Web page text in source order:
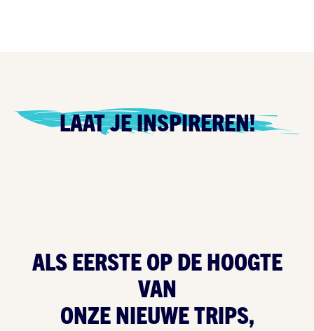
LAAT JE INSPIREREN!
ALS EERSTE OPDE HOOGTE
VAN
ONZE NIEUWE TRIPS,